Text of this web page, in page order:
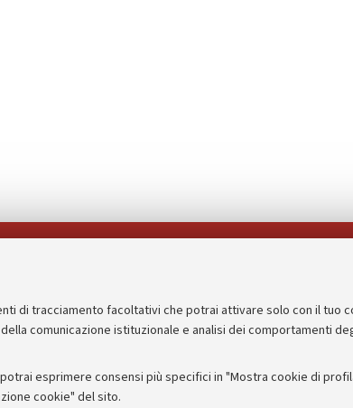
di tracciamento facoltativi che potrai attivare solo con il tuo
comunicazione istituzionale e analisi dei comportamenti
esprimere consensi più specifici in "Mostra cookie di
cookie" del sito.
gare e concorsi
trasparente
Privacy e